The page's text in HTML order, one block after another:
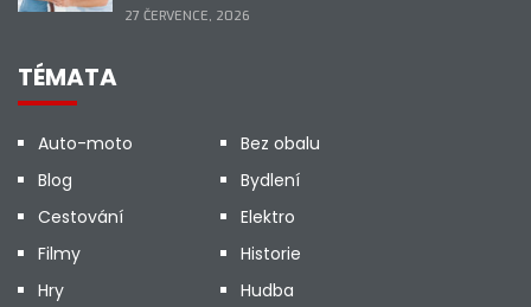
27 ČERVENCE, 2026
TÉMATA
Auto-moto
Bez obalu
Blog
Bydlení
Cestování
Elektro
Filmy
Historie
Hry
Hudba